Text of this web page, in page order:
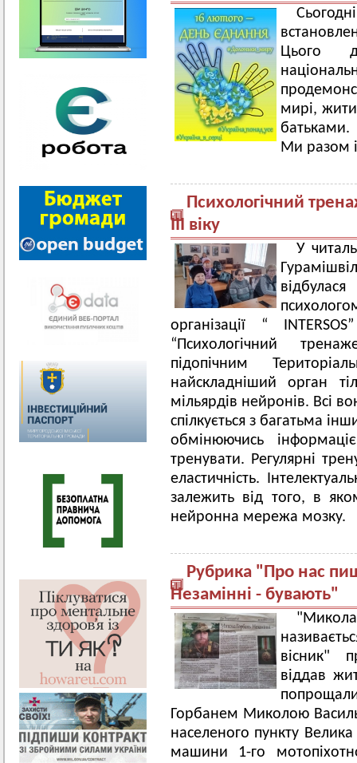
Цього
мирі,
Ми разом
Психологічний
III віку
У
організації “
“Психологічний
підопічним
найскладніший орган
мільярдів нейронів. Всі
спілкується з багатьма
обмінюючись
тренувати. Регулярні
еластичність.
залежить від того, в
нейронна мережа мозку.
Рубрика "Про нас
Незамінні - бувають"
вісник"
віддав
Горбанем Миколою
населеного пункту Велика
машини 1-го